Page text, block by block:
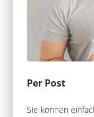
Per Post
Sie können